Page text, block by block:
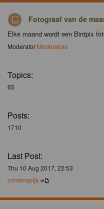
Fotograaf van de
Elke maand wordt een Birdpix
Moderator Moderators
Topics:
65
Posts:
1710
Last Post:
Thu 10 Aug 2017, 22:53
corvanspijk